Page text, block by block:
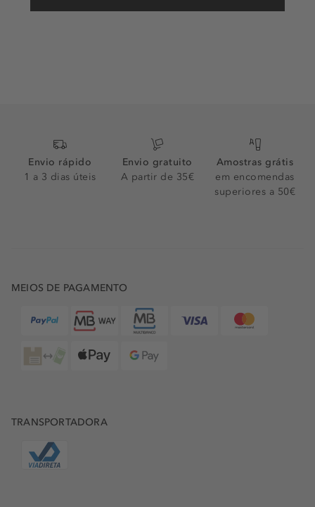
Envio rápido
1 a 3 dias úteis
Envio gratuito
A partir de 35€
Amostras grátis
em encomendas
superiores a 50€
MEIOS DE PAGAMENTO
TRANSPORTADORA